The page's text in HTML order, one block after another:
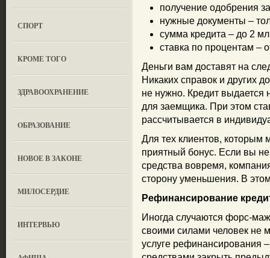
СПОРТ
КРОМЕ ТОГО
ЗДРАВООХРАНЕНИЕ
OБРАЗОВАНИЕ
НОВОЕ В ЗАКОНЕ
МИЛОСЕРДИЕ
ИНТЕРВЬЮ
получение одобрения
нужные документы –
сумма кредита – до 2
ставка по процентам –
Деньги вам доставят на
Никаких справок и других
не нужно. Кредит выдается
для заемщика. При этом
рассчитывается в
Для тех клиентов, которым
приятный бонус. Если вы
средства вовремя,
сторону уменьшения. В
Рефинансирование
Иногда случаются форс-
своими силами человек не
услуге рефинансирования